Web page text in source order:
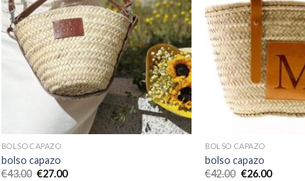
BOLSO CAPAZO
bolso capazo
€43.00 €27.00
BOLSO CAPAZO
bolso capazo
€42.00 €26.00